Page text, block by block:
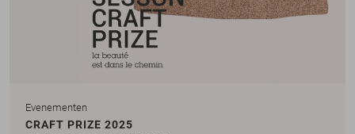
Evenementen
CRAFT PRIZE 2025